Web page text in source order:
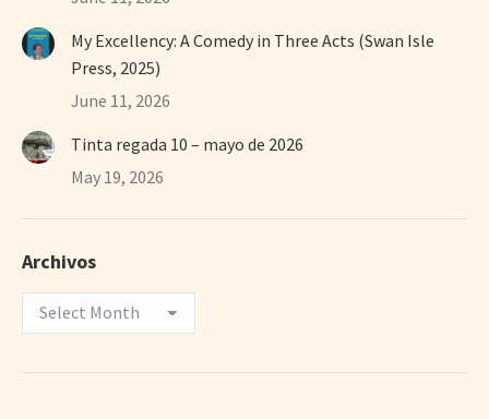
My Excellency: A Comedy in Three Acts (Swan Isle
Press, 2025)
June 11, 2026
Tinta regada 10 – mayo de 2026
May 19, 2026
Archivos
Archivos